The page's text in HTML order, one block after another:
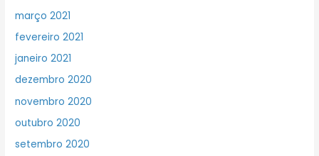
março 2021
fevereiro 2021
janeiro 2021
dezembro 2020
novembro 2020
outubro 2020
setembro 2020